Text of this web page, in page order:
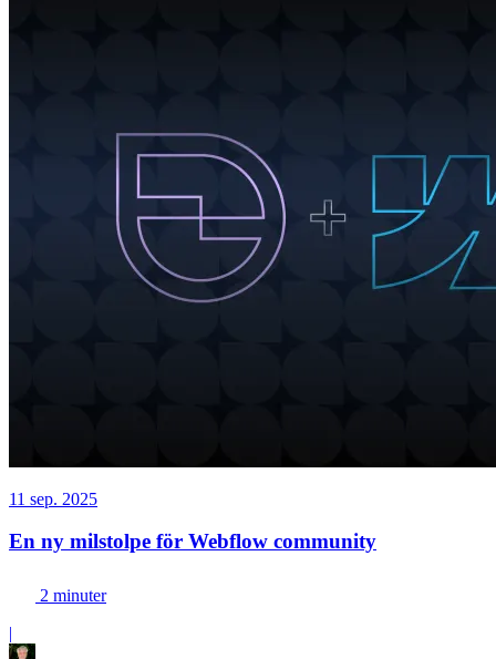
11 sep. 2025
En ny milstolpe för Webflow community
2 minuter
|